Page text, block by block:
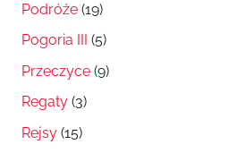
Podróże (19)
Pogoria III
(5)
Przeczyce (9)
Regaty (3)
Rejsy (15)